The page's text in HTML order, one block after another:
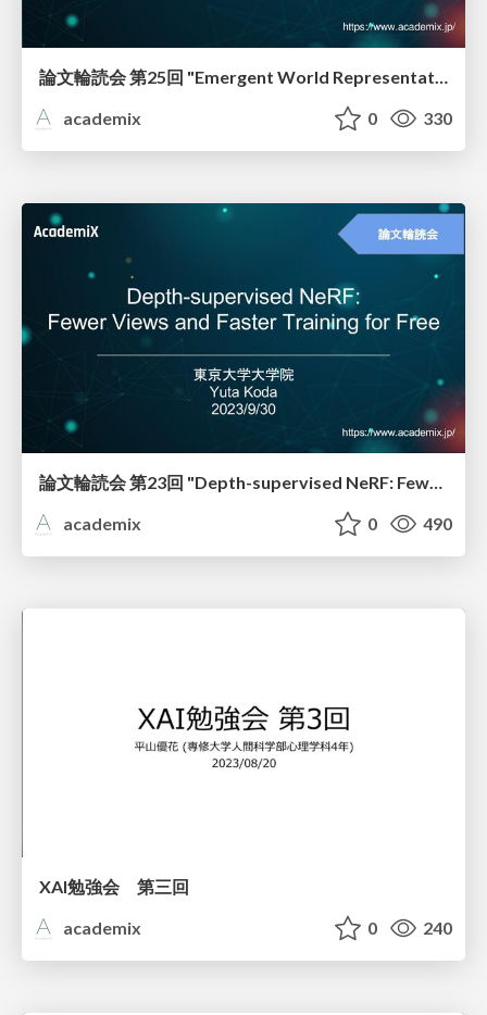
論文輪読会 第25回 "Emergent World Representations: Exploring a Sequence Model Trained on a Synthetic Task"
academix
0 330
論文輪読会 第23回 "Depth-supervised NeRF: Fewer Views and Faster Training for Free"
academix
0 490
XAI勉強会 第三回
academix
0 240